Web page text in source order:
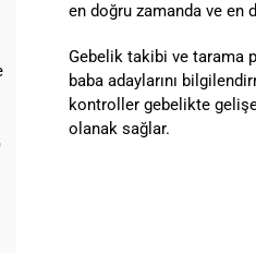
en doğru zamanda ve en
Gebelik takibi ve tarama
baba adaylarını
kontroller gebelikte
olanak sağlar.